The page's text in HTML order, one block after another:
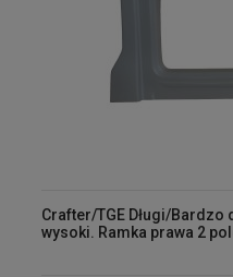
Crafter/TGE Długi/Bardzo
wysoki. Ramka prawa 2